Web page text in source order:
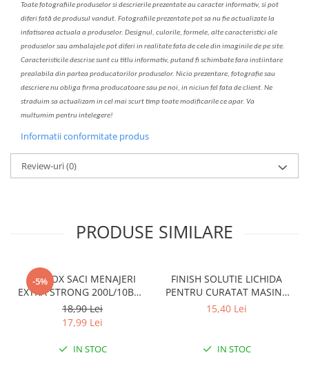
Toate fotografiile produselorsidescrierileprezentate au caracter informativ, si pot
diferi fată de produsul vandut. Fotografiile prezentate pot sa nu fie actualizate la
infatisarea actuala a produselor. Designul, culorile, formele, alte caracteristici ale
produselor sau ambalajele pot diferi in realitate fata de cele din imaginile de pe site.
Caracteristicile descrise sunt cu titlu informativ, putand fi schimbate fara instiintare
prealabila din partea producatorilor produselor. Nicio prezentare, fotografie sau
descriere nu obliga firma producatoare sau pe noi, in niciun fel fata de client. Ne
straduim sa actualizam in cel mai scurt timp toate modificarile ce apar. Va
multumim pentru intelegere!
Informatii conformitate produs
Review-uri(0)
PRODUSE SIMILARE
-5%
CLINOX SACI MENAJERI
EXTRA STRONG 200L/10BUC
LDPE NEGRI (90*122CM)
ETICHETA MOV
18,90 Lei
17,99 Lei
IN STOC
FINISH SOLUTIE LICHIDA
PENTRU CURATAT MASINA
DE SPALAT VASE 250ML
15,40 Lei
IN STOC